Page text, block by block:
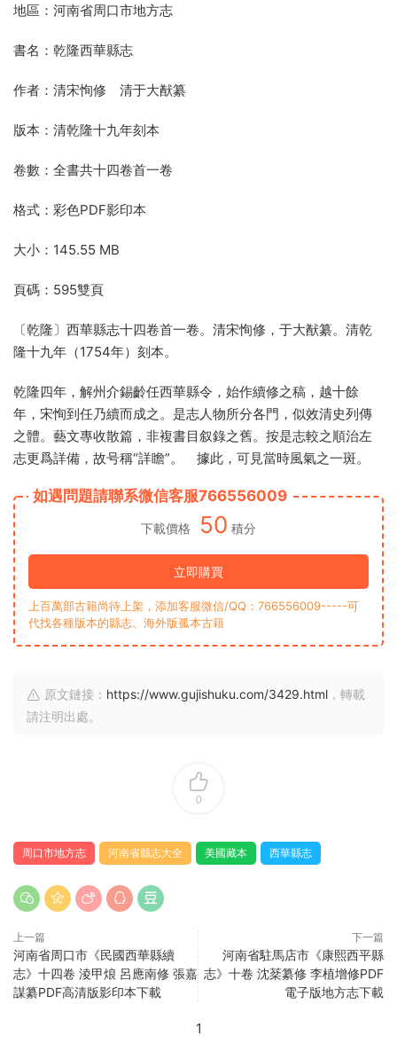
地區：河南省周口市地方志
書名：乾隆西華縣志
作者：清宋恂修 清于大猷纂
版本：清乾隆十九年刻本
卷數：全書共十四卷首一卷
格式：彩色PDF影印本
大小：145.55 MB
頁碼：595雙頁
〔乾隆〕西華縣志十四卷首一卷。清宋恂修，于大猷纂。清乾
隆十九年（1754年）刻本。
乾隆四年，解州介錫齡任西華縣令，始作續修之稿，越十餘
年，宋恂到任乃續而成之。是志人物所分各門，似效清史列傳
之體。藝文專收散篇，非複書目叙錄之舊。按是志較之順治左
志更爲詳備，故号稱“詳瞻”。 據此，可見當時風氣之一斑。
如遇問題請聯系微信客服766556009
下載價格 50 積分
立即購買
上百萬部古籍尚待上架，添加客服微信/QQ：766556009-----可
代找各種版本的縣志、海外版孤本古籍
原文鏈接： https://www.gujishuku.com/3429.html ，轉載
請注明出處。
0
周口市地方志 河南省縣志大全 美國藏本 西華縣志
上一篇
河南省周口市《民國西華縣續
志》十四卷 淩甲烺 呂應南修 張嘉
謀纂PDF高清版影印本下載
下一篇
河南省駐馬店市《康熙西平縣
志》十卷 沈棻纂修 李植增修PDF
電子版地方志下載
1